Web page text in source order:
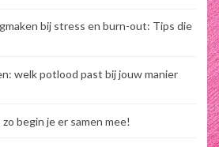
bij stress en burn-out: Tips die
welk potlood past bij jouw manier
begin je er samen mee!